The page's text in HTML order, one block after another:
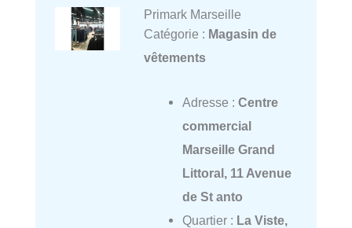
Primark Marseille
Catégorie : Magasin de
vêtements
Adresse : Centre
commercial
Marseille Grand
Littoral, 11 Avenue
de St anto
Quartier : La Viste,